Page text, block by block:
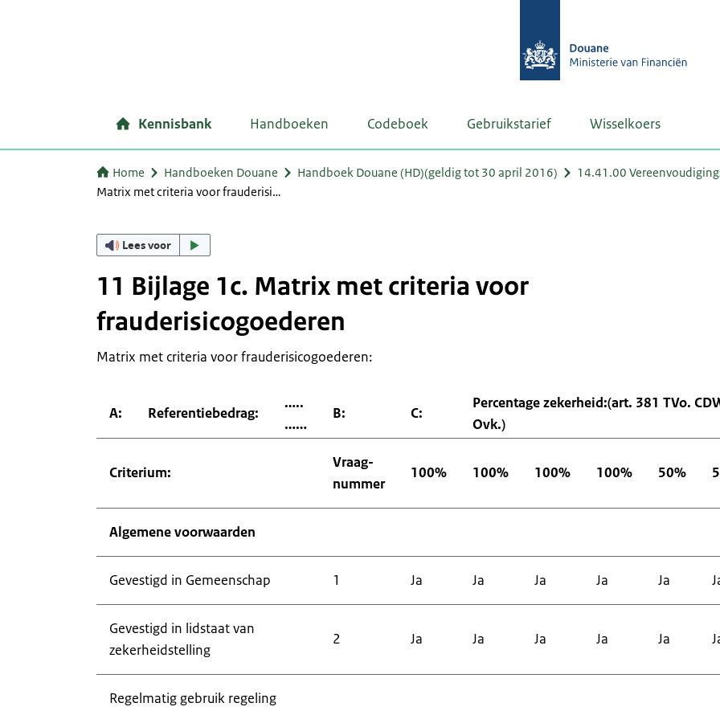
Kennisbank Handboeken Codeboek Gebruikstarief Wisselkoers
Home Handboeken Douane Handboek Douane (HD)(geldig tot 30 april 2016) 14.41.00
Matrix met criteria voor frauderisi…
Lees voor
11 Bijlage 1c. Matrix met criteria voor
frauderisicogoederen
Matrix met criteria voor frauderisicogoederen:
A: Referentiebedrag:
…..
……
B: C:
Percentage zekerheid:(art. 381 TVo.
Ovk.)
Criterium:
Vraag-
nummer
100% 100% 100% 100% 50%
Algemene voorwaarden
Gevestigd in Gemeenschap 1 Ja Ja Ja Ja Ja
Gevestigd in lidstaat van
zekerheidstelling
2 Ja Ja Ja Ja Ja
Regelmatig gebruik regeling